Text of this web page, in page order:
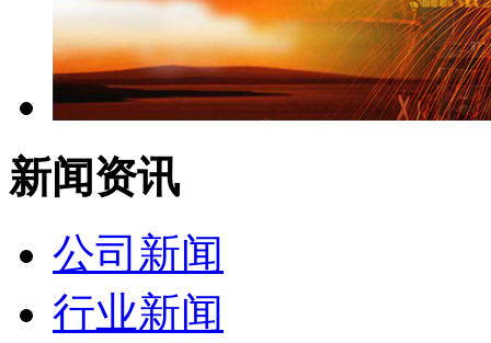
新闻资讯
公司新闻
行业新闻